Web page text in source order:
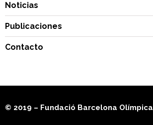
Noticias
Publicaciones
Contacto
© 2019 – Fundació Barcelona Olímpica